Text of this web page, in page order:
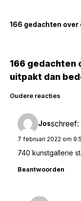
166 gedachten over
166 gedachten
uitpakt dan
Reacties
navigatie
Oudere reacties
Josschreef:
7 februari 2022 om
740 kunstgallerie
Beantwoorden